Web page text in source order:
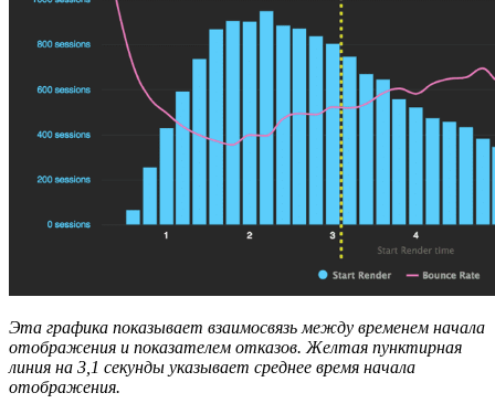
Эта графика показывает взаимосвязь между временем начала
отображения и показателем отказов. Желтая пунктирная
линия на 3,1 секунды указывает среднее время начала
отображения.